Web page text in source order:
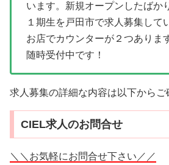
います。新規オープンしたばか
１期生を戸田市で求人募集して
お店でカウンターが２つありま
随時受付中です！
求人募集の詳細な内容は以下からご
CIEL求人のお問合せ
＼＼お気軽にお問合せ下さい／／